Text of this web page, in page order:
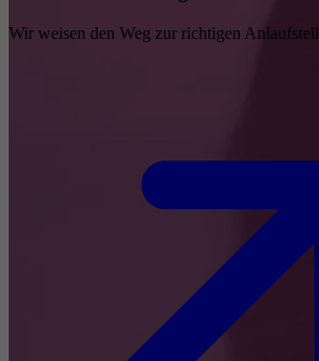
Wir weisen den Weg zur richtigen